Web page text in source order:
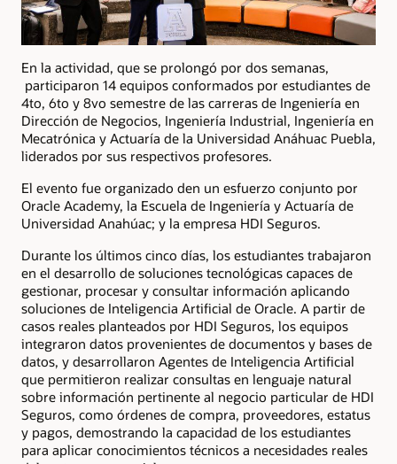
En la actividad, que se prolongó por dos semanas,
participaron 14 equipos conformados por estudiantes de
4to, 6to y 8vo semestre de las carreras de Ingeniería en
Dirección de Negocios, Ingeniería Industrial, Ingeniería en
Mecatrónica y Actuaría de la Universidad Anáhuac Puebla,
liderados por sus respectivos profesores.
El evento fue organizado den un esfuerzo conjunto por
Oracle Academy, la Escuela de Ingeniería y Actuaría de
Universidad Anahúac; y la empresa HDI Seguros.
Durante los últimos cinco días, los estudiantes trabajaron
en el desarrollo de soluciones tecnológicas capaces de
gestionar, procesar y consultar información aplicando
soluciones de Inteligencia Artificial de Oracle. A partir de
casos reales planteados por HDI Seguros, los equipos
integraron datos provenientes de documentos y bases de
datos, y desarrollaron Agentes de Inteligencia Artificial
que permitieron realizar consultas en lenguaje natural
sobre información pertinente al negocio particular de HDI
Seguros, como órdenes de compra, proveedores, estatus
y pagos, demostrando la capacidad de los estudiantes
para aplicar conocimientos técnicos a necesidades reales